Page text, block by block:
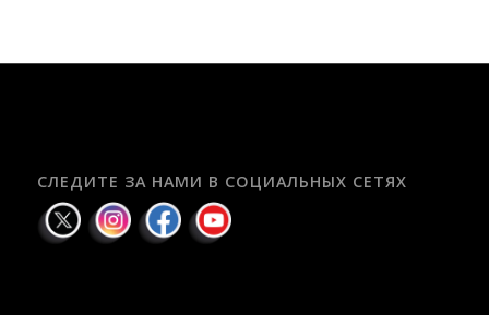
СЛЕДИТЕ ЗА НАМИ В СОЦИАЛЬНЫХ СЕТЯХ